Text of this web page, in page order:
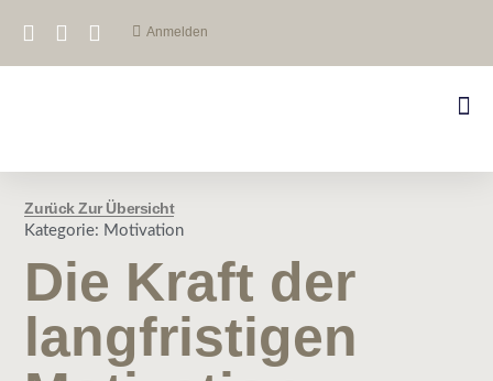
Anmelden
Zurück Zur Übersicht
Kategorie: Motivation
Die Kraft der
langfristigen